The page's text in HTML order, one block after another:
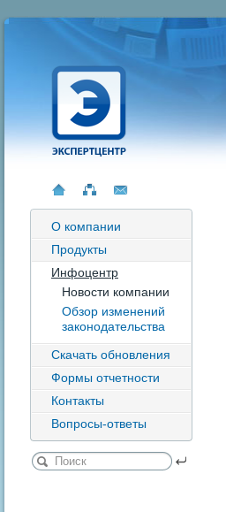
О компании
Продукты
Инфоцентр
Новости компании
Обзор изменений
законодательства
Скачать обновления
Формы отчетности
Контакты
Вопросы-ответы